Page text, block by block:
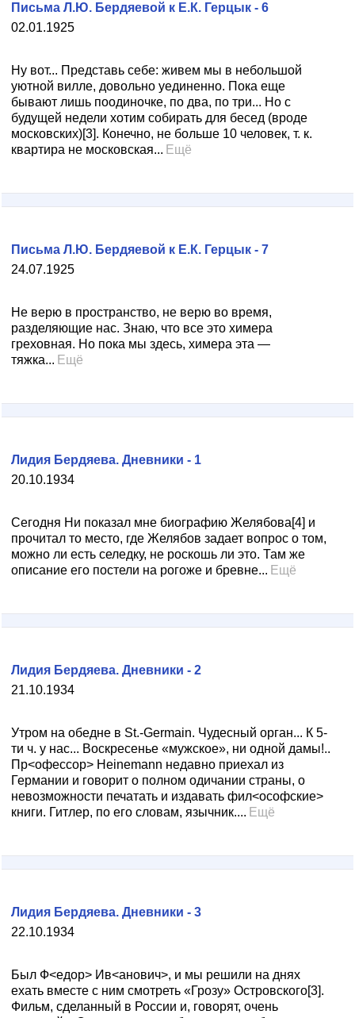
02.01.1925
Письма Л.Ю. Бердяевой к Е.К. Герцык - 6
Ну вот... Представь себе: живем мы в небольшой
уютной вилле, довольно уединенно. Пока еще
бывают лишь поодиночке, по два, по три... Но с
будущей недели хотим собирать для бесед (вроде
московских)[3]. Конечно, не больше 10 человек, т. к.
квартира не московская... Ещё
24.07.1925
Письма Л.Ю. Бердяевой к Е.К. Герцык - 7
Не верю в пространство, не верю во время,
разделяющие нас. Знаю, что все это химера
греховная. Но пока мы здесь, химера эта —
тяжка... Ещё
20.10.1934
Лидия Бердяева. Дневники - 1
Сегодня Ни показал мне биографию Желябова[4] и
прочитал то место, где Желябов задает вопрос о том,
можно ли есть селедку, не роскошь ли это. Там же
описание его постели на рогоже и бревне... Ещё
21.10.1934
Лидия Бердяева. Дневники - 2
Утром на обедне в St.-Germain. Чудесный орган... К 5-
ти ч. у нас... Воскресенье «мужское», ни одной дамы!..
Пр<офессор> Heinemann недавно приехал из
Германии и говорит о полном одичании страны, о
невозможности печатать и издавать фил<ософские>
книги. Гитлер, по его словам, язычник.... Ещё
22.10.1934
Лидия Бердяева. Дневники - 3
Был Ф<едор> Ив<анович>, и мы решили на днях
ехать вместе с ним смотреть «Грозу» Островского[3].
Фильм, сделанный в России и, говорят, очень